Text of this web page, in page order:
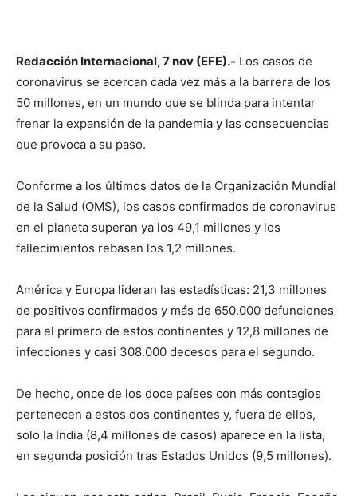
Redacción Internacional, 7 nov (EFE).- Los casos de
coronavirus se acercan cada vez más a la barrera de los
50 millones, en un mundo que se blinda para intentar
frenar la expansión de la pandemia y las consecuencias
que provoca a su paso.
Conforme a los últimos datos de la Organización Mundial
de la Salud (OMS), los casos confirmados de coronavirus
en el planeta superan ya los 49,1 millones y los
fallecimientos rebasan los 1,2 millones.
América y Europa lideran las estadísticas: 21,3 millones
de positivos confirmados y más de 650.000 defunciones
para el primero de estos continentes y 12,8 millones de
infecciones y casi 308.000 decesos para el segundo.
De hecho, once de los doce países con más contagios
pertenecen a estos dos continentes y, fuera de ellos,
solo la India (8,4 millones de casos) aparece en la lista,
en segunda posición tras Estados Unidos (9,5 millones).